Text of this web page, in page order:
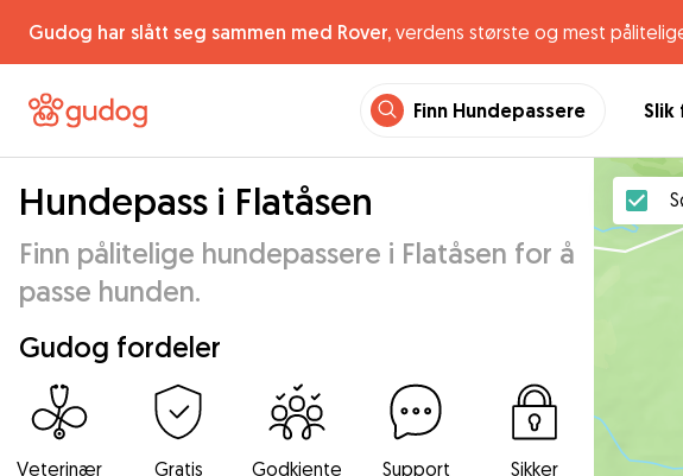
Gudog har slått seg sammen med Rover, verdens største og mest
Finn Hundepassere Slik
Hundepass i Flatåsen
Finn pålitelige hundepassere i Flatåsen for å
passe hunden.
Gudog fordeler
Veterinær
Gratis
Godkjente
Support
Sikker